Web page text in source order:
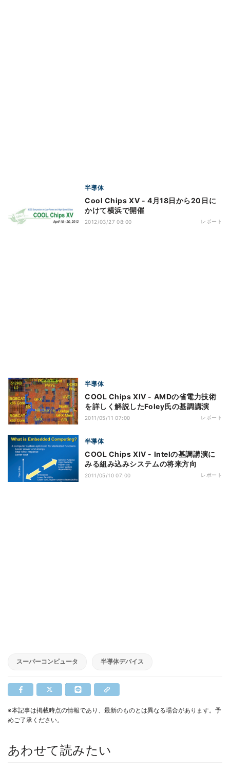
半導体
Cool Chips XV - 4月18日から20日に
かけて横浜で開催
2012/03/27 08:00 レポート
半導体
COOL Chips XIV - AMDの省電力技術
を詳しく解説したFoley氏の基調講演
2011/05/11 07:00 レポート
半導体
COOL Chips XIV - Intelの基調講演に
みる組み込みシステムの将来方向
2011/05/10 07:00 レポート
スーパーコンピュータ 半導体デバイス
※本記事は掲載時点の情報であり、最新のものとは異なる場合があります。予
めご了承ください。
あわせて読みたい